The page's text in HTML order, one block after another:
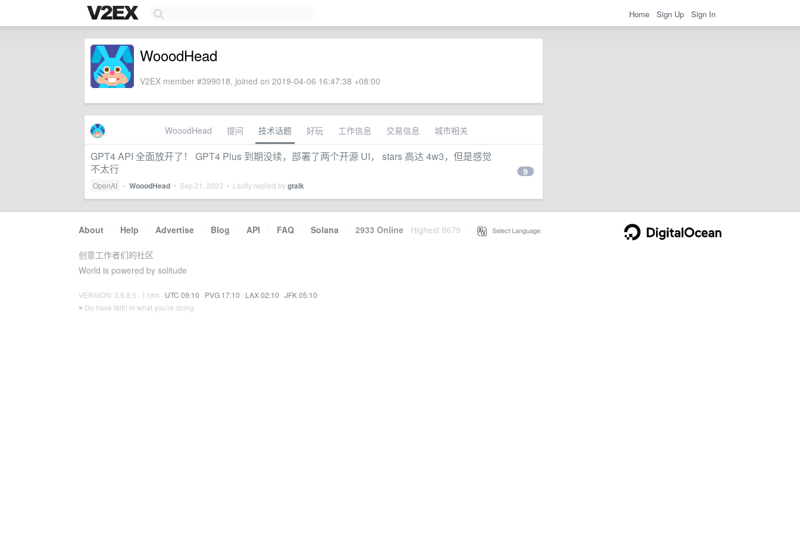
Home Sign Up Sign In
WooodHead
V2EX member #399018, joined on 2019-04-06 16:47:38 +08:00
WooodHead 提问 技术话题 好玩 工作信息 交易信息 城市相关
GPT4 API 全面放开了！ GPT4 Plus 到期没续，部署了两个开源 UI， stars 高达 4w3，但是感觉
不太行
OpenAI • WooodHead • Sep 21, 2023 • Lastly replied bygtalk
9
About · Help · Advertise · Blog · API · FAQ · Solana · 2933 Online Highest 6679 Select Language
创意工作者们的社区
World is powered by solitude
VERSION: 3.9.8.5 · 11ms · UTC 09:10 · PVG 17:10 · LAX 02:10 · JFK 05:10
♥ Do have faith in what you're doing.